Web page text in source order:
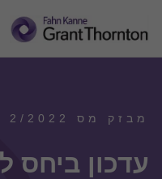
מבזק מס 2/2022
עדכון ביחס